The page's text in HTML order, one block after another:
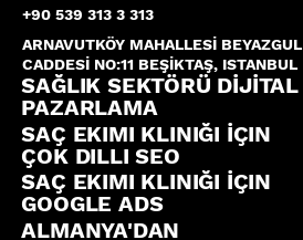
+90 539 313 3 313
ARNAVUTKÖY MAHALLESİ BEYAZGUL
CADDESİ NO:11 BEŞİKTAŞ, ISTANBUL
SAĞLIK SEKTÖRÜ DİJİTAL
PAZARLAMA
SAÇ EKIMI KLINIĞI İÇIN
ÇOK DILLI SEO
SAÇ EKIMI KLINIĞI İÇIN
GOOGLE ADS
ALMANYA'DAN